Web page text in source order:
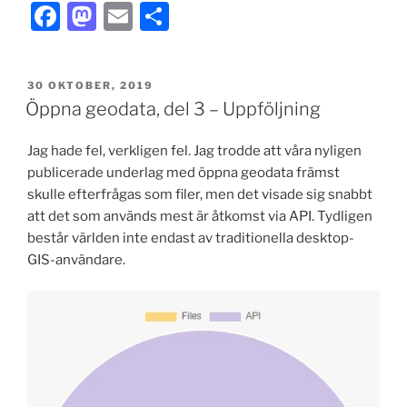
F
c
e
o
o
k
M
st
o
o
n
E
ai
l
PUBLICERAT
30 OKTOBER, 2019
Öppna geodata, del 3 – Uppföljning
Jag hade fel, verkligen fel. Jag trodde att våra nyligen
publicerade underlag med öppna geodata främst
skulle efterfrågas som filer, men det visade sig snabbt
att det som används mest är åtkomst via API. Tydligen
består världen inte endast av traditionella desktop-
GIS-användare.